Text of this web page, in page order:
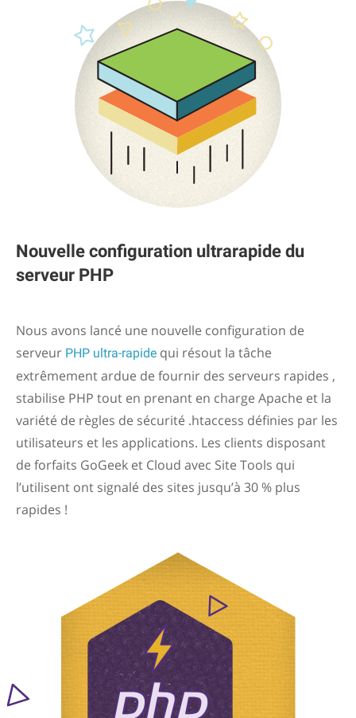
Nouvelle configuration ultrarapide du
serveur PHP
Nous avons lancé une nouvelle configuration de
serveur PHP ultra-rapide qui résout la tâche
extrêmement ardue de fournir des serveurs rapides ,
stabilise PHP tout en prenant en charge Apache et la
variété de règles de sécurité .htaccess définies par les
utilisateurs et les applications. Les clients disposant
de forfaits GoGeek et Cloud avec Site Tools qui
l’utilisent ont signalé des sites jusqu’à 30 % plus
rapides !